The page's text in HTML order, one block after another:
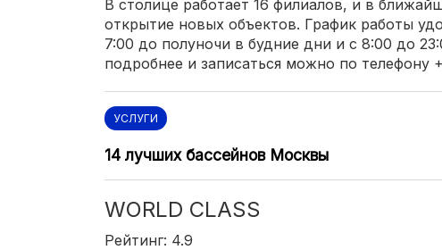
В столице работает 16 филиалов, и в
открытие новых объектов. График работы
7:00 до полуночи в будние дни и с 8:00 до
подробнее и записаться можно по телефону
УСЛУГИ
14 лучших бассейнов Москвы
WORLD CLASS
Рейтинг: 4.9